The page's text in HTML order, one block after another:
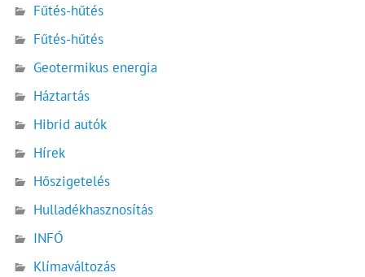
Fűtés-hűtés
Fűtés-hűtés
Geotermikus energia
Háztartás
Hibrid autók
Hírek
Hőszigetelés
Hulladékhasznosítás
INFÓ
Klímaváltozás